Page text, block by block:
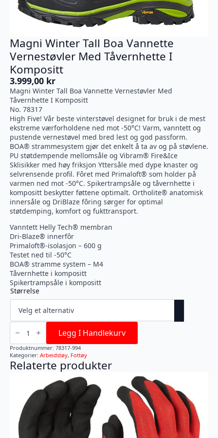
Magni Winter Tall Boa Vannette
Vernestøvler Med Tåvernhette I
Kompositt
3.999,00 kr
Magni Winter Tall Boa Vannette Vernestøvler Med
Tåvernhette I Kompositt
No. 78317
High Five! Vår beste vinterstøvel designet for bruk i de mest
ekstreme værforholdene ned mot -50°C! Varm, vanntett og
pustende vernestøvel med bred lest og god passform.
BOA® strammesystem gjør det enkelt å ta av og på støvlene.
PU støtdempende mellomsåle og Vibram® Fire&Ice
Sklisikker med høy friksjon Yttersåle med dype knaster og
selvrensende profil. Fôret med Primaloft® som holder på
varmen ned mot -50°C. Spikertrampsåle og tåvernhette i
kompositt beskytter føttene optimalt. Ortholite® anatomisk
innersåle og DriBlaze fôring sørger for optimal
støtdemping, komfort og fukttransport.
Vanntett Helly Tech® membran
Dri-Blaze® innerfôr
Primaloft®-isolasjon – 600 g
Testet ned til -50°C
BOA® stramme system – M4
Tåvernhette i kompositt
Spikertrampsåle i kompositt
Størrelse
Magni
Winter
Boa
Vannette
Vernestøvler
Med
Tåvernhette
Legg I Handlekurv
Produktnummer: 78317-994
Kategorier: Arbeidstøy, Fottøy
Relaterte produkter